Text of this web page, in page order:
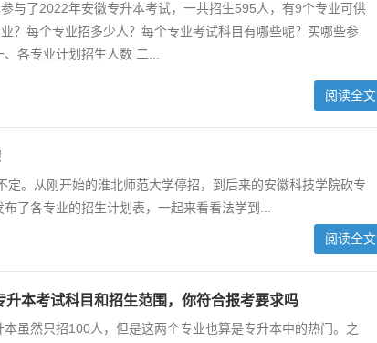
与了2022年安徽专升本考试，一共招生595人，有9个专业可供
？每个专业招多少人？每个专业考试科目有哪些呢？买哪些参
各专业计划招生人数 二...
阅读全文
。从刚开始的淮北师范大学停招，到后来的安徽科技学院砍专
了各专业的招生计划表，一起来看看法学到...
阅读全文
升本考试科目和招生范围，你符合报考要求吗
虽然只招100人，但是这两个专业也算是专升本中的热门。之